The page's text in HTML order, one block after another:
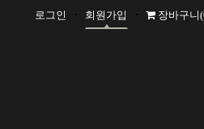
로그인
회원가입
장바구니